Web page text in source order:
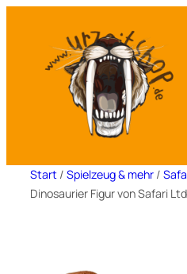
Start / Spielzeug & mehr /
Dinosaurier Figur von Safari